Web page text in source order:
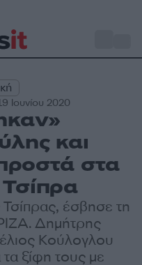
Ιουνίου 2020
και
στα
έσβησε τη
Δημήτρης
Κούλογλου
ξίφη τους με